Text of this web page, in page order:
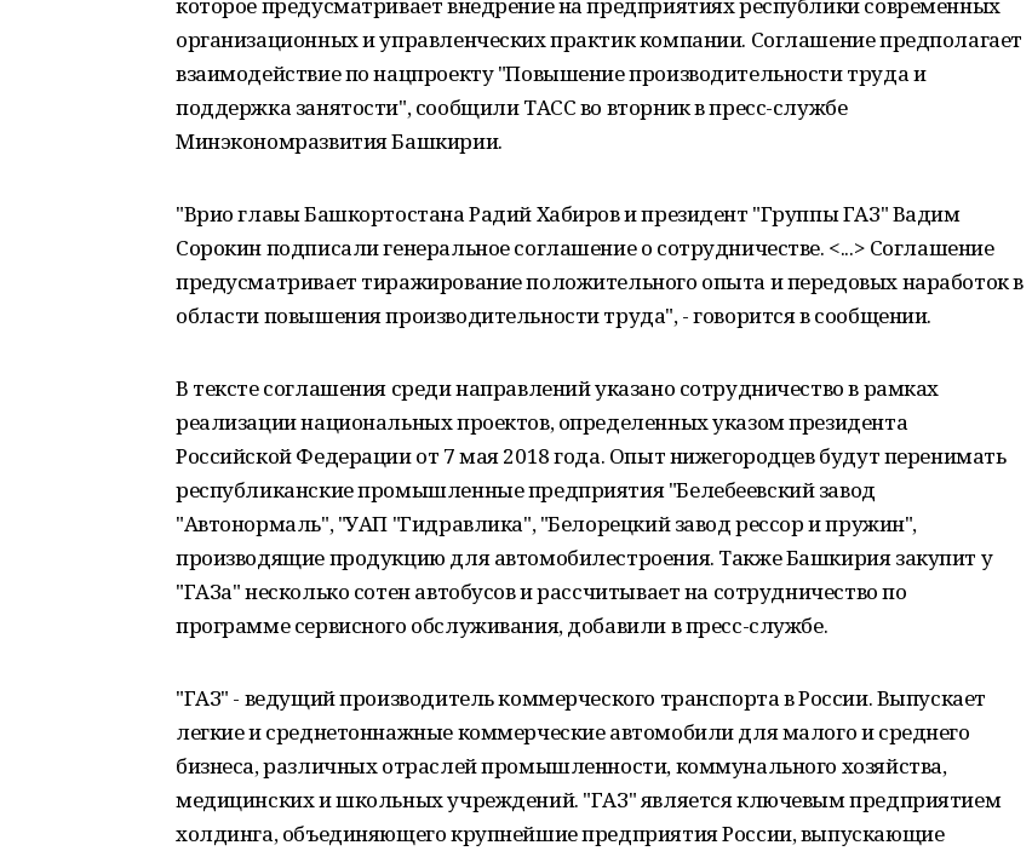
организационных и управленческих практик компании. Соглашение предполагает
взаимодействие по нацпроекту "Повышение производительности труда и
поддержка занятости", сообщили ТАСС во вторник в пресс-службе
Минэкономразвития Башкирии.
"Врио главы Башкортостана Радий Хабиров и президент "Группы ГАЗ" Вадим
Сорокин подписали генеральное соглашение о сотрудничестве. <...> Соглашение
предусматривает тиражирование положительного опыта и передовых наработок в
области повышения производительности труда", - говорится в сообщении.
В тексте соглашения среди направлений указано сотрудничество в рамках
реализации национальных проектов, определенных указом президента
Российской Федерации от 7 мая 2018 года. Опыт нижегородцев будут перенимать
республиканские промышленные предприятия "Белебеевский завод
"Автонормаль", "УАП "Гидравлика", "Белорецкий завод рессор и пружин",
производящие продукцию для автомобилестроения. Также Башкирия закупит у
"ГАЗа" несколько сотен автобусов и рассчитывает на сотрудничество по
программе сервисного обслуживания, добавили в пресс-службе.
"ГАЗ" - ведущий производитель коммерческого транспорта в России. Выпускает
легкие и среднетоннажные коммерческие автомобили для малого и среднего
бизнеса, различных отраслей промышленности, коммунального хозяйства,
медицинских и школьных учреждений. "ГАЗ" является ключевым предприятием
холдинга, объединяющего крупнейшие предприятия России, выпускающие